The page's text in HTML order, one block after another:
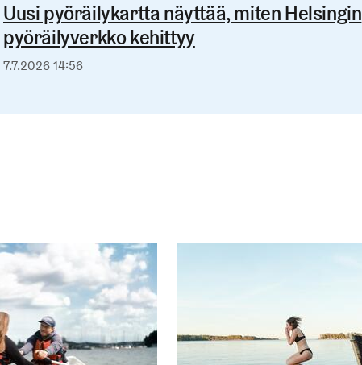
Uusi pyöräilykartta näyttää, miten Helsingin
pyöräilyverkko kehittyy
Julkaistu
7.7.2026 14:56